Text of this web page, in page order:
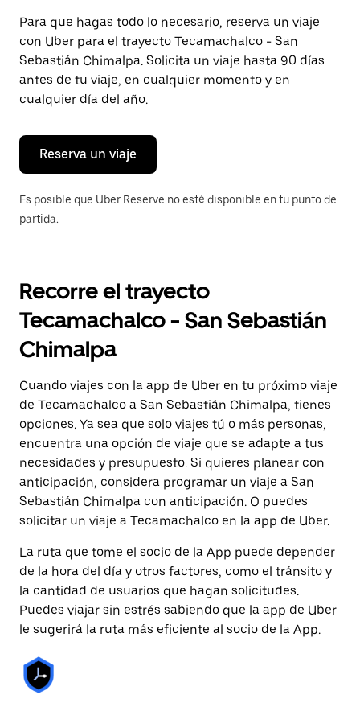
Presiona
la
tecla Esc
para
cerrar
el
calendario.
Para que hagas todo lo necesario, reserva un viaje
con Uber para el trayecto Tecamachalco - San
Sebastián Chimalpa. Solicita un viaje hasta 90 días
antes de tu viaje, en cualquier momento y en
cualquier día del año.
Reserva un viaje
Es posible que Uber Reserve no esté disponible en tu punto de
partida.
Recorre el trayecto
Tecamachalco - San Sebastián
Chimalpa
Cuando viajes con la app de Uber en tu próximo viaje
de Tecamachalco a San Sebastián Chimalpa, tienes
opciones. Ya sea que solo viajes tú o más personas,
encuentra una opción de viaje que se adapte a tus
necesidades y presupuesto. Si quieres planear con
anticipación, considera programar un viaje a San
Sebastián Chimalpa con anticipación. O puedes
solicitar un viaje a Tecamachalco en la app de Uber.
La ruta que tome el socio de la App puede depender
de la hora del día y otros factores, como el tránsito y
la cantidad de usuarios que hagan solicitudes.
Puedes viajar sin estrés sabiendo que la app de Uber
le sugerirá la ruta más eficiente al socio de la App.